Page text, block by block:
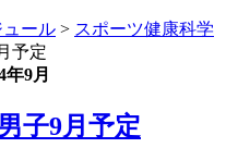
ュール > スポーツ健康科学
予定
年9月
子9月予定